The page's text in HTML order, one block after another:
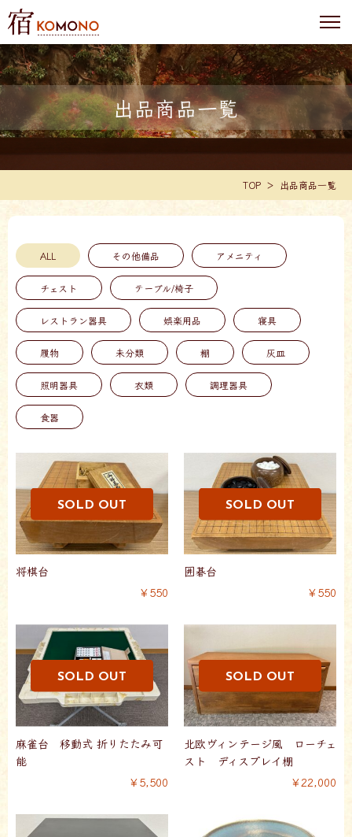
出品商品一覧
TOP 出品商品一覧
ALL その他備品 アメニティ
チェスト テーブル/椅子
レストラン器具 娯楽用品 寝具
履物 未分類 棚 灰皿
照明器具 衣類 調理器具
食器
将棋台
￥550
囲碁台
￥550
麻雀台 移動式 折りたたみ可
能
￥5,500
北欧ヴィンテージ風 ローチェ
スト ディスプレイ棚
￥22,000